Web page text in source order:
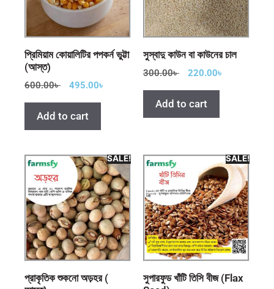
প্রিমিয়াম কোয়ালিটির পপকর্ন ভুট্টা
(আস্ত)
600.00৳ 495.00৳
Add to cart
সুস্বাদু কাউন বা কাউনের চাল
300.00৳ 220.00৳
Add to cart
SALE!
প্রাকৃতিক শুকনো অড়হর (
SALE!
সুপারফুড খাঁটি তিসি বীজ (Flax